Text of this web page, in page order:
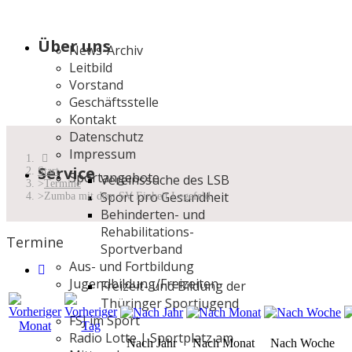
Über uns
News-Archiv
Leitbild
Vorstand
Geschäftsstelle
Kontakt
Datenschutz
Impressum
ServiceSportangebote
Vereinssuche des LSB
Sport pro Gesundheit
Behinderten- und
Rehabilitations-
Sportverband
Aus- und Fortbildung
Jugendbildung/Freizeiten
Freizeit- und Bildung der
Thüringer Sportjugend
FSJ im Sport
Radio Lotte | Sportplatz am
Start
Termine
Zumba mit dem SV Einheit Legefeld
Termine
Nach Jahr Nach Monat Nach Woche